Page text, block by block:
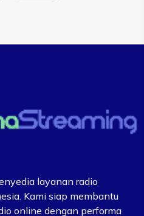
layanan radio
Kami siap membantu
online dengan performa